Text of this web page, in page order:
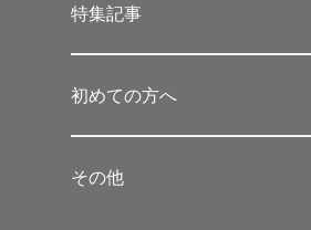
特集記事
初めての方へ
その他